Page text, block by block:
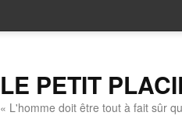
LE PETIT
« L'homme doit être tout à fait sûr